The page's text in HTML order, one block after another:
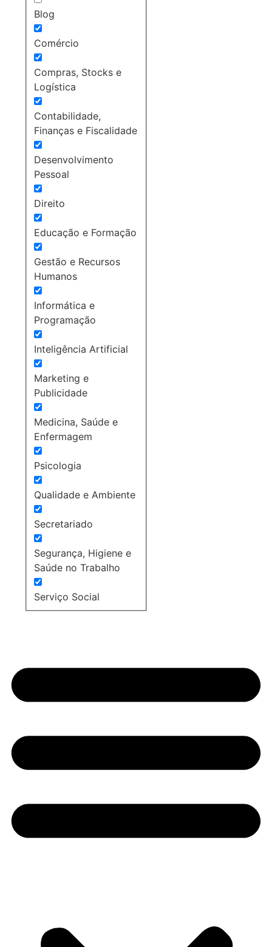
Blog
Comércio
Compras, Stocks e
Logística
Contabilidade,
Finanças e Fiscalidade
Desenvolvimento
Pessoal
Direito
Educação e Formação
Gestão e Recursos
Humanos
Informática e
Programação
Inteligência Artificial
Marketing e
Publicidade
Medicina, Saúde e
Enfermagem
Psicologia
Qualidade e Ambiente
Secretariado
Segurança, Higiene e
Saúde no Trabalho
Serviço Social